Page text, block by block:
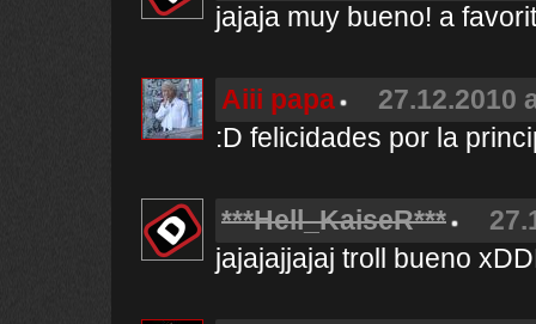
jajaja muy bueno! a
Aiii papa
27.12.2010
:D felicidades por la
***Hell_KaiseR***
jajajajjajaj troll bueno